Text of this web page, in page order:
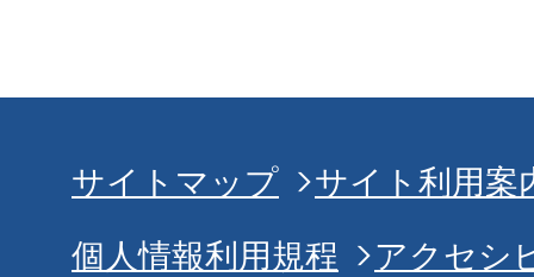
サイトマップ
サイト利用案
個人情報利用規程
アクセシ